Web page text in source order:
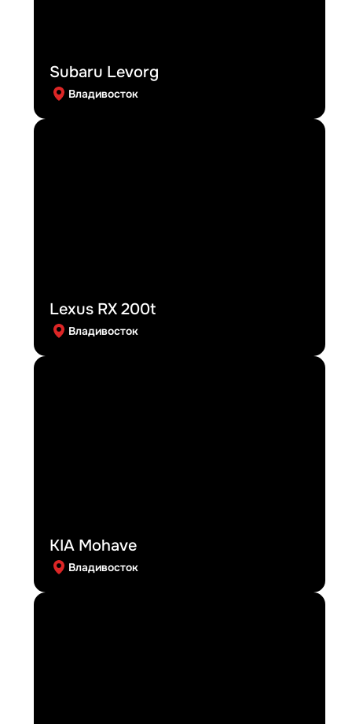
Subaru Levorg
Владивосток
Lexus RX 200t
Владивосток
KIA Mohave
Владивосток